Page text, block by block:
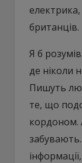
електрика,
британців.
Я б
де ніколи
Пишуть
те, що
кордоном.